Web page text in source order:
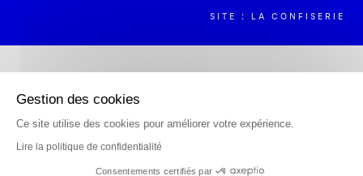
SITE : LA CONFISERIE
Gestion des cookies
Ce site utilise des cookies pour améliorer votre expérience.
Lire la politique de confidentialité
Consentements certifiés par